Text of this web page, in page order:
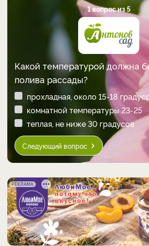
1 вопрос из 5
Какой температурой должна
полива рассады?
прохладная, около 15-18
комнатной температуры 23-25
теплая, не ниже 30 градусов
Следующий вопрос
РЕКЛАМА